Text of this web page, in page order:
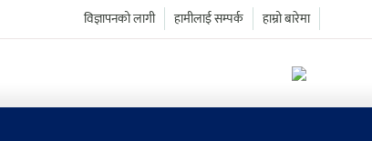
हाम्रो बारेमा
हामीलाई सम्पर्क
विज्ञापनको लागी